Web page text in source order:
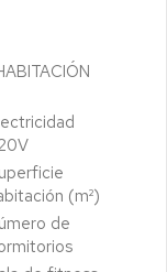
(m²)
de